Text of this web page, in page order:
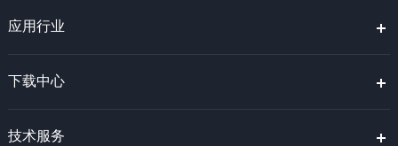
应用行业
下载中心
技术服务